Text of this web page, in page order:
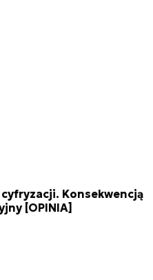
Konsekwencją
[OPINIA]